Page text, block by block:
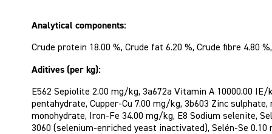
Analytical components:
Crude protein 18.00 %, Crude fat 6.20 %, Crude fibre 4.80
Aditives (per kg):
E562 Sepiolite 2.00 mg/kg, 3a672a Vitamin A 10000.00
pentahydrate, Cupper-Cu 7.00 mg/kg, 3b603 Zinc
monohydrate, Iron-Fe 34.00 mg/kg, E8 Sodium selenite,
3060 (selenium-enriched yeast inactivated), Selén-Se